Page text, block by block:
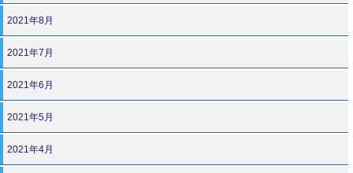
2021年8月
2021年7月
2021年6月
2021年5月
2021年4月